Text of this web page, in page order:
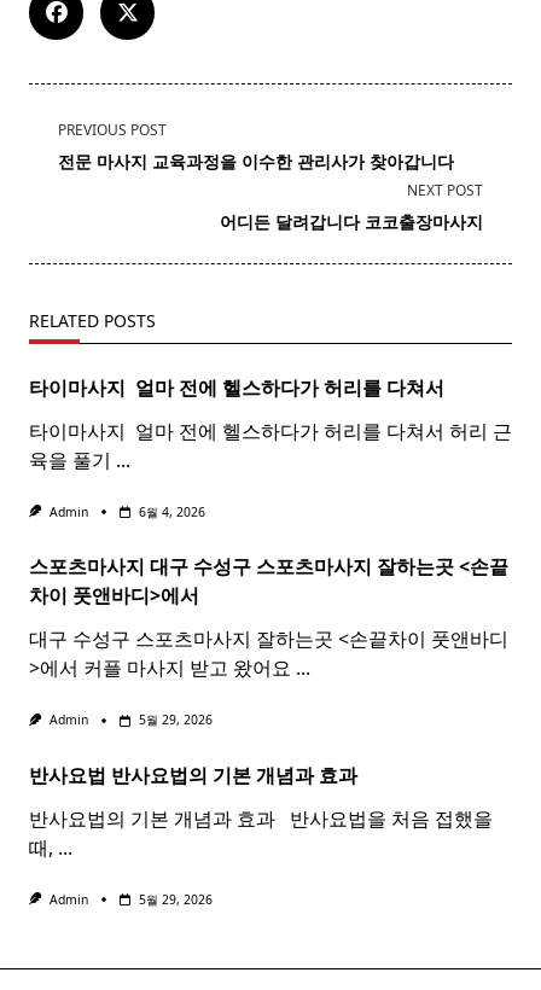
<span
class="nav-
text">Page</span>
PREVIOUS POST
전문 마사지 교육과정을 이수한 관리사가 찾아갑니다
NEXT POST
어디든 달려갑니다 코코출장마사지
RELATED POSTS
타이마사지 ​ 얼마 전에 헬스하다가 허리를 다쳐서
타이마사지 ​ 얼마 전에 헬스하다가 허리를 다쳐서 허리 근
육을 풀기 ...
Admin 6월 4, 2026
스포츠마사지 대구 수성구 스포츠마사지 잘하는곳 <손끝
차이 풋앤바디>에서
대구 수성구 스포츠마사지 잘하는곳 <손끝차이 풋앤바디
>에서 커플 마사지 받고 왔어요 ...
Admin 5월 29, 2026
반사요법 반사요법의 기본 개념과 효과 ​ ​
반사요법의 기본 개념과 효과 ​ ​ 반사요법을 처음 접했을
때, ...
Admin 5월 29, 2026